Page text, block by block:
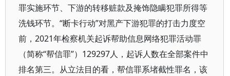
罪实施环节、下游的转移赃款及掩饰隐瞒犯罪所得等
洗钱环节。“断卡行动”对黑产下游犯罪的打击力度空
前，2021年检察机关起诉帮助信息网络犯罪活动罪
（简称“帮信罪”）129297人，起诉人数在全部案件中
排名第三。从立法目的看，帮信罪系堵截性罪名，该